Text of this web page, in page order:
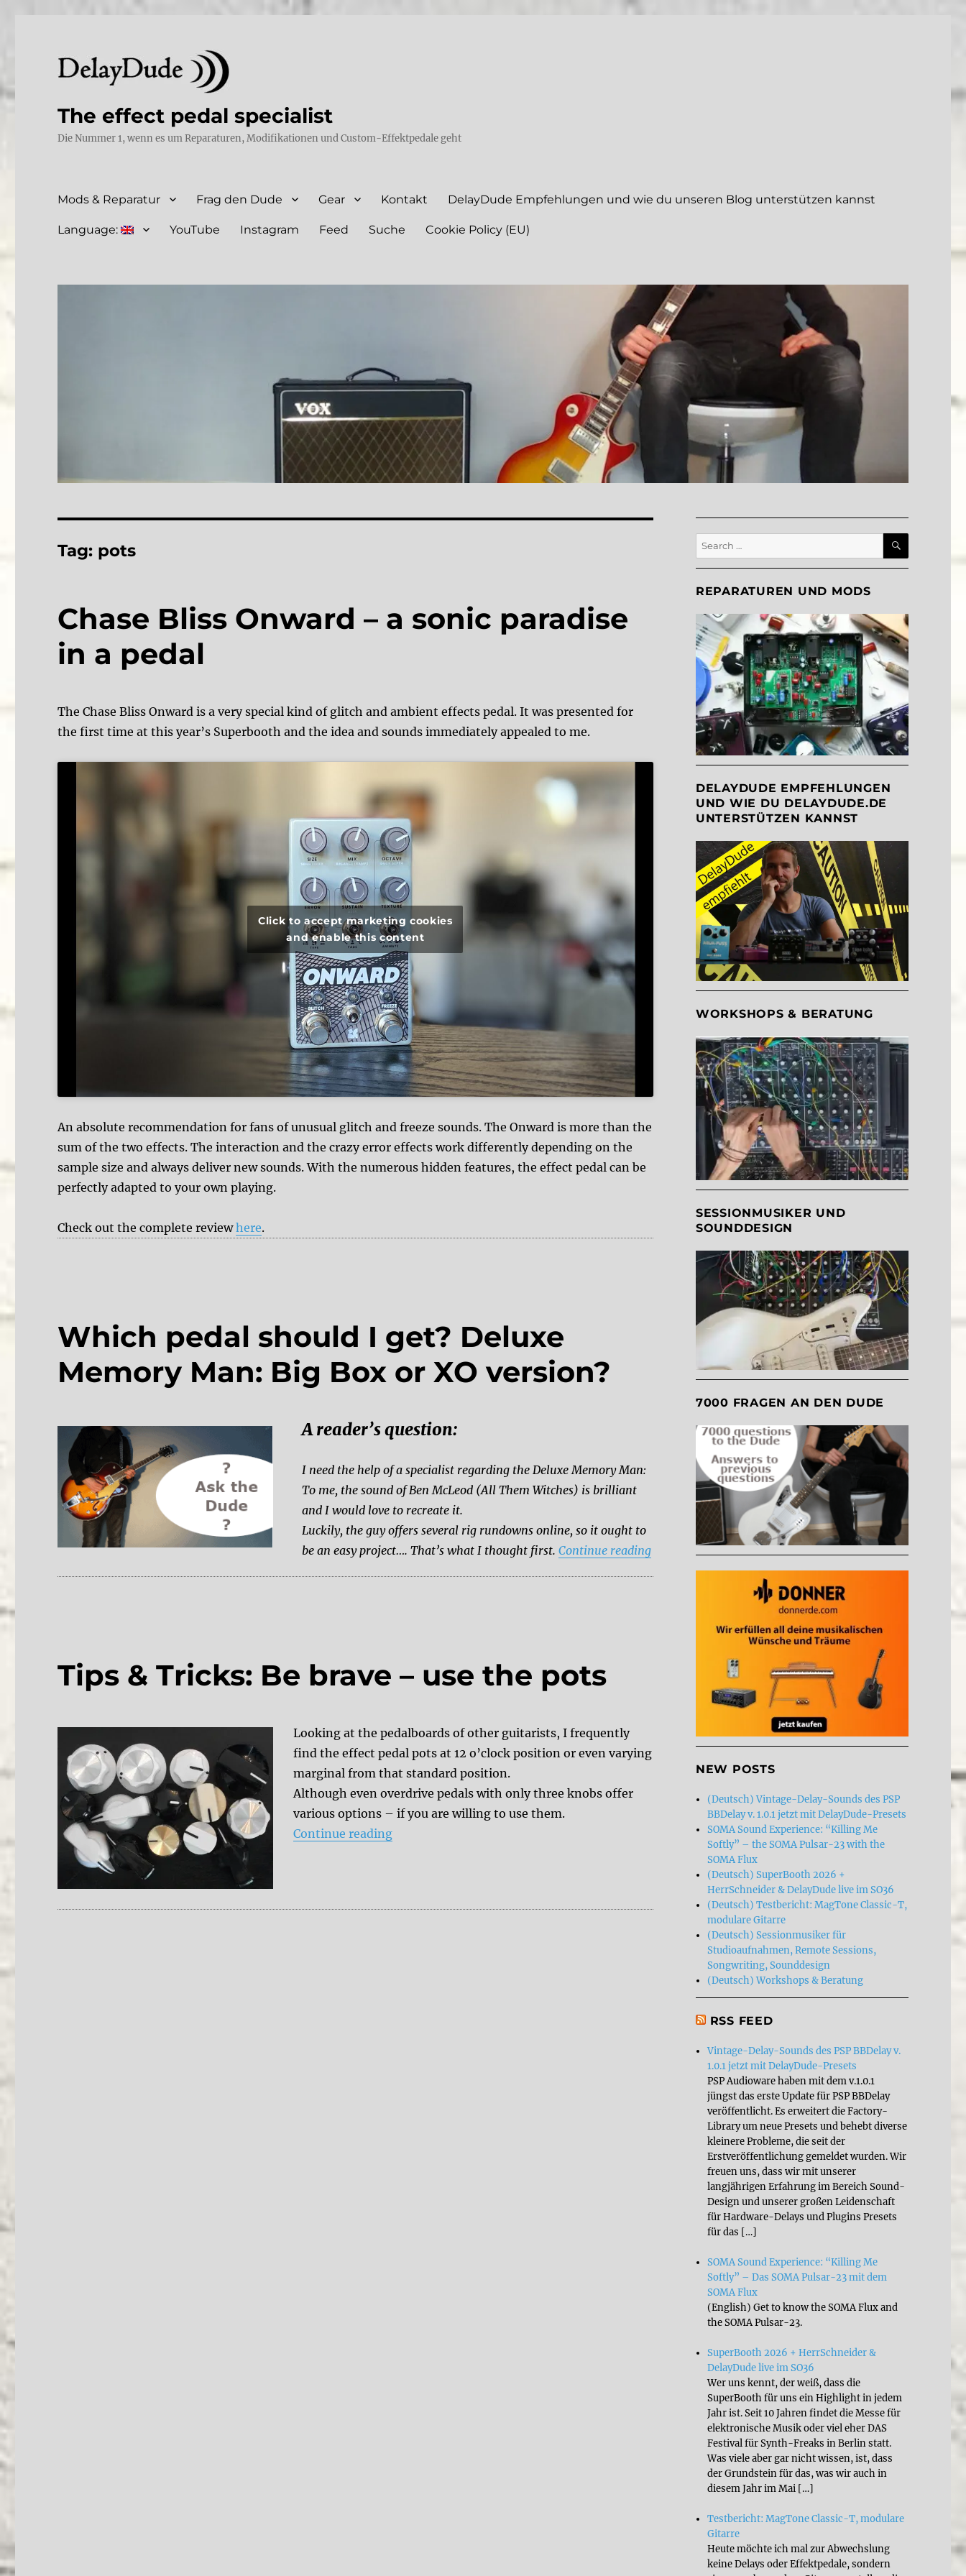
The effect pedal specialist
Die Nummer 1, wenn es um Reparaturen, Modifikationen und Custom-Effektpedale geht
Mods & Reparatur Frag den Dude Gear Kontakt DelayDude Empfehlungen und wie du unseren Blog unterstützen kannst
Language: YouTube Instagram Feed Suche Cookie Policy (EU)
Tag: pots
Chase Bliss Onward – a sonic paradise
in a pedal
The Chase Bliss Onward is a very special kind of glitch and ambient effects pedal. It was presented for
the first time at this year’s Superbooth and the idea and sounds immediately appealed to me.
Click to accept marketing cookies
and enable this content
An absolute recommendation for fans of unusual glitch and freeze sounds. The Onward is more than the
sum of the two effects. The interaction and the crazy error effects work differently depending on the
sample size and always deliver new sounds. With the numerous hidden features, the effect pedal can be
perfectly adapted to your own playing.
Check out the complete reviewhere.
Which pedal should I get? Deluxe
Memory Man: Big Box or XO version?
A reader’s question:
I need the help of a specialist regarding the Deluxe Memory Man:
To me, the sound of Ben McLeod (All Them Witches) is brilliant
and I would love to recreate it.
Luckily, the guy offers several rig rundowns online, so it ought to
be an easy project…. That’s what I thought first.Continue reading“Which pedal should I get? Deluxe Memory Man: Big Box
Tips & Tricks: Be brave – use the pots
Looking at the pedalboards of other guitarists, I frequently
find the effect pedal pots at 12 o’clock position or even varying
marginal from that standard position.
Although even overdrive pedals with only three knobs offer
various options – if you are willing to use them.
Continue reading“Tips & Tricks: Be brave – use the pots”
Search
for:
SEARCH
REPARATUREN UND MODS
DELAYDUDE EMPFEHLUNGEN
UND WIE DU DELAYDUDE.DE
UNTERSTÜTZEN KANNST
WORKSHOPS & BERATUNG
SESSIONMUSIKER UND
SOUNDDESIGN
7000 FRAGEN AN DEN DUDE
NEW POSTS
(Deutsch) Vintage-Delay-Sounds des PSP
BBDelay v. 1.0.1 jetzt mit DelayDude-Presets
SOMA Sound Experience: “Killing Me
Softly” – the SOMA Pulsar-23 with the
SOMA Flux
(Deutsch) SuperBooth 2026 +
HerrSchneider & DelayDude live im SO36
(Deutsch) Testbericht: MagTone Classic-T,
modulare Gitarre
(Deutsch) Sessionmusiker für
Studioaufnahmen, Remote Sessions,
Songwriting, Sounddesign
(Deutsch) Workshops & Beratung
RSS FEED
Vintage-Delay-Sounds des PSP BBDelay v.
1.0.1 jetzt mit DelayDude-Presets
PSP Audioware haben mit dem v.1.0.1
jüngst das erste Update für PSP BBDelay
veröffentlicht. Es erweitert die Factory-
Library um neue Presets und behebt diverse
kleinere Probleme, die seit der
Erstveröffentlichung gemeldet wurden. Wir
freuen uns, dass wir mit unserer
langjährigen Erfahrung im Bereich Sound-
Design und unserer großen Leidenschaft
für Hardware-Delays und Plugins Presets
für das […]
SOMA Sound Experience: “Killing Me
Softly” – Das SOMA Pulsar-23 mit dem
SOMA Flux
(English) Get to know the SOMA Flux and
the SOMA Pulsar-23.
SuperBooth 2026 + HerrSchneider &
DelayDude live im SO36
Wer uns kennt, der weiß, dass die
SuperBooth für uns ein Highlight in jedem
Jahr ist. Seit 10 Jahren findet die Messe für
elektronische Musik oder viel eher DAS
Festival für Synth-Freaks in Berlin statt.
Was viele aber gar nicht wissen, ist, dass
der Grundstein für das, was wir auch in
diesem Jahr im Mai […]
Testbericht: MagTone Classic-T, modulare
Gitarre
Heute möchte ich mal zur Abwechslung
keine Delays oder Effektpedale, sondern